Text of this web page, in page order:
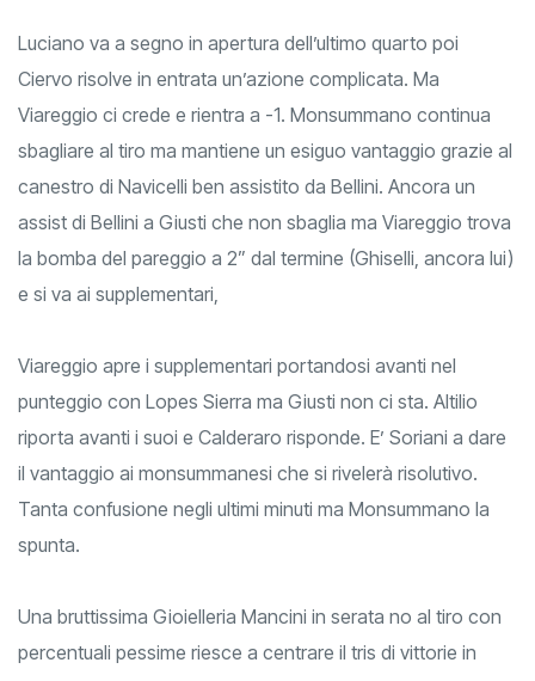
Luciano va a segno in apertura dell’ultimo quarto poi
Ciervo risolve in entrata un’azione complicata. Ma
Viareggio ci crede e rientra a -1. Monsummano continua
sbagliare al tiro ma mantiene un esiguo vantaggio grazie al
canestro di Navicelli ben assistito da Bellini. Ancora un
assist di Bellini a Giusti che non sbaglia ma Viareggio trova
la bomba del pareggio a 2” dal termine (Ghiselli, ancora lui)
e si va ai supplementari,
Viareggio apre i supplementari portandosi avanti nel
punteggio con Lopes Sierra ma Giusti non ci sta. Altilio
riporta avanti i suoi e Calderaro risponde. E’ Soriani a dare
il vantaggio ai monsummanesi che si rivelerà risolutivo.
Tanta confusione negli ultimi minuti ma Monsummano la
spunta.
Una bruttissima Gioielleria Mancini in serata no al tiro con
percentuali pessime riesce a centrare il tris di vittorie in